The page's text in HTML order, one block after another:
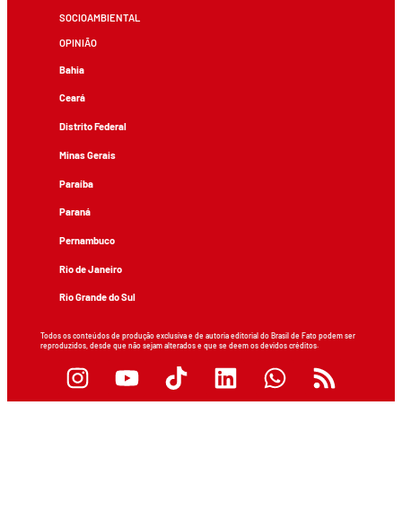
SOCIOAMBIENTAL
OPINIÃO
Bahia
Ceará
Distrito Federal
Minas Gerais
Paraíba
Paraná
Pernambuco
Rio de Janeiro
Rio Grande do Sul
Todos os conteúdos de produção exclusiva e de autoria editorial do Brasil de Fato podem ser
reproduzidos, desde que não sejam alterados e que se deem os devidos créditos.